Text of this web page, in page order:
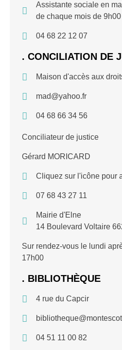
Assistante sociale en
de chaque mois de
04 68 22 12 07
. CONCILIATION DE
Maison d'accès aux
mad@yahoo.fr
04 68 66 34 56
Conciliateur de justice
Gérard MORICARD
Cliquez sur l'icône pour
07 68 43 27 11
Mairie d'Elne
14 Boulevard Voltaire
Sur rendez-vous le lundi
17h00
. BIBLIOTHÈQUE
4 rue du Capcir
04 51 11 00 82